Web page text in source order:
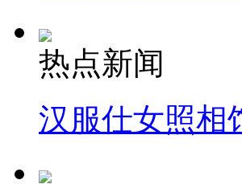
热点新闻
汉服仕女照相